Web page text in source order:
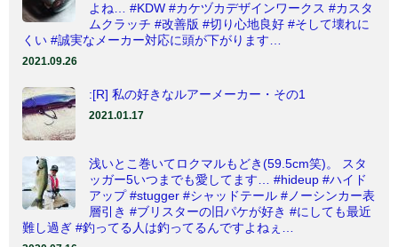
よね… #KDW #カケヅカデザインワークス #カスタ
ムクラッチ #改善版 #切り心地良好 #そして壊れに
くい #誠実なメーカー対応に頭が下がります…
2021.09.26
:[R] 私の好きなルアーメーカー・その1
2021.01.17
浅いとこ巻いてロクマルもどき(59.5cm笑)。 スタ
ッガー5いつまでも愛してます… #hideup #ハイド
アップ #stugger #シャッドテール #ノーシンカー表
層引き #ブリスターの旧パケが好き #にしても最近
難し過ぎ #釣ってる人は釣ってるんですよねぇ…